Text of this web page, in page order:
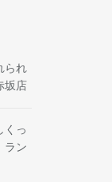
られ
坂店
くっ
ラン